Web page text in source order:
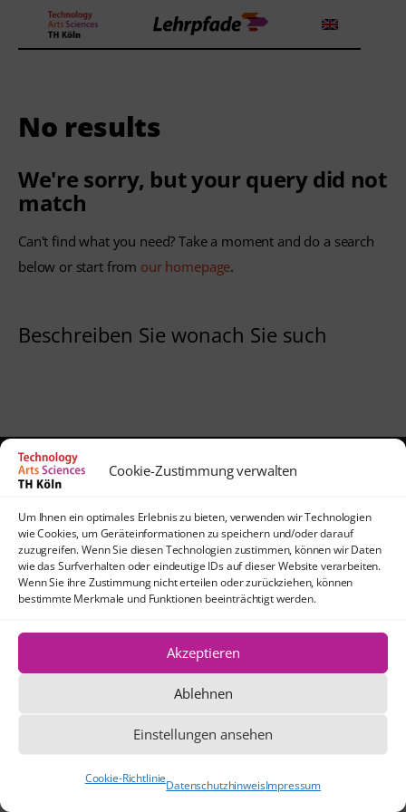
Cookie-Zustimmung verwalten
Um Ihnen ein optimales Erlebnis zu bieten, verwenden wir Technologien
wie Cookies, um Geräteinformationen zu speichern und/oder darauf
zuzugreifen. Wenn Sie diesen Technologien zustimmen, können wir Daten
wie das Surfverhalten oder eindeutige IDs auf dieser Website verarbeiten.
Wenn Sie ihre Zustimmung nicht erteilen oder zurückziehen, können
bestimmte Merkmale und Funktionen beeinträchtigt werden.
Akzeptieren
Ablehnen
Einstellungen ansehen
Cookie-RichtlinieDatenschutzhinweisImpressum
Theorien und Methoden
Lehrstrategie
Workshops
No results
We're sorry, but your query did not
match
Can't find what you need? Take a moment and do a search
below or start from our homepage.
Kontakt
Anfahrt
TH Köln
Standort Köln-Mülheim
Schanzenstraße 28
Die Texte und Grafiken dieser Website
stehen, sofern nicht anders angegeben,
unter der Creative Commons-Lizenz CC
BY 4.0.